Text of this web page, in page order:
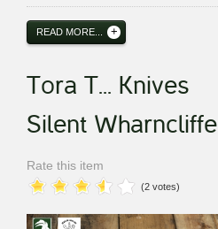
READ MORE...
Tora T... Knives
Silent Wharncliffe
Rate this item
(2 votes)